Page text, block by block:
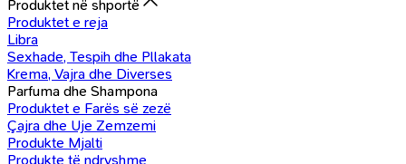
Produktet në shportë
Produktet e reja
Libra
Sexhade, Tespih dhe Pllakata
Krema, Vajra dhe Diverses
Parfuma dhe Shampona
Produktet e Farës së zezë
Çajra dhe Uje Zemzemi
Produkte Mjalti
Produkte të ndryshme